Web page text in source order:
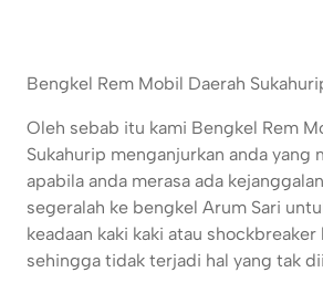
Bengkel Rem Mobil Daerah
Oleh sebab itu kami Bengkel Rem
Sukahurip menganjurkan anda yang
apabila anda merasa ada
segeralah ke bengkel Arum Sari
keadaan kaki kaki atau shockbreaker
sehingga tidak terjadi hal yang tak